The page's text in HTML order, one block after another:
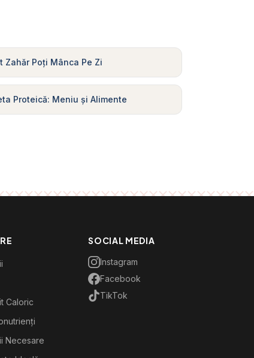
Zahăr Poți Mânca Pe Zi
Proteică: Meniu și Alimente
Caloric
Necesare
SOCIAL MEDIA
Instagram
Facebook
TikTok